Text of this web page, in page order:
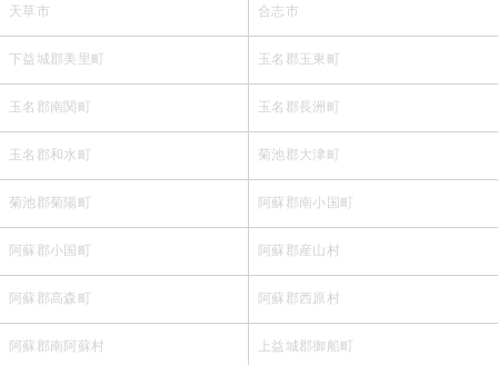
天草市 合志市
下益城郡美里町 玉名郡玉東町
玉名郡南関町 玉名郡長洲町
玉名郡和水町 菊池郡大津町
菊池郡菊陽町 阿蘇郡南小国町
阿蘇郡小国町 阿蘇郡産山村
阿蘇郡高森町 阿蘇郡西原村
阿蘇郡南阿蘇村 上益城郡御船町